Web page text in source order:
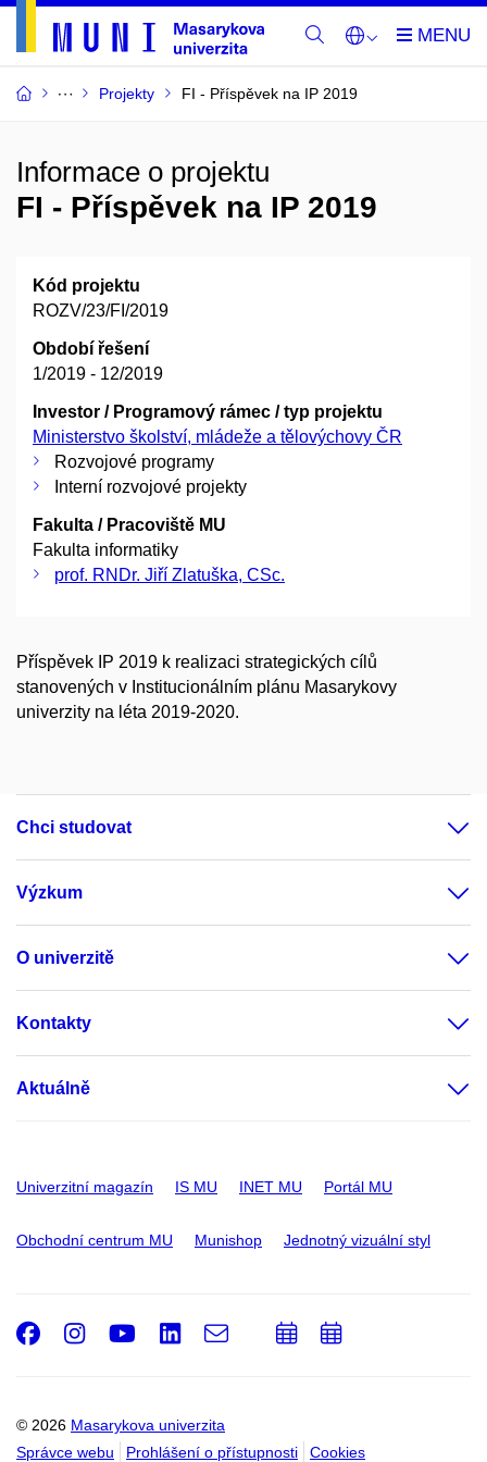
Projekty FI - Příspěvek na IP 2019
Informace o projektu
FI - Příspěvek na IP 2019
Kód projektu
ROZV/23/FI/2019
Období řešení
1/2019 - 12/2019
Investor / Programový rámec / typ projektu
Ministerstvo školství, mládeže a tělovýchovy ČR
Rozvojové programy
Interní rozvojové projekty
Fakulta / Pracoviště MU
Fakulta informatiky
prof. RNDr. Jiří Zlatuška, CSc.
Příspěvek IP 2019 k realizaci strategických cílů
stanovených v Institucionálním plánu Masarykovy
univerzity na léta 2019-2020.
Chci studovat
Výzkum
O univerzitě
Kontakty
Aktuálně
Univerzitní magazín IS MU INET MU Portál MU
Obchodní centrum MU Munishop Jednotný vizuální styl
© 2026 Masarykova univerzita
Správce webu
Prohlášení o přístupnosti Cookies
Facebook
Instagram
Youtube
LinkedIn
e-
PřidatPřidat